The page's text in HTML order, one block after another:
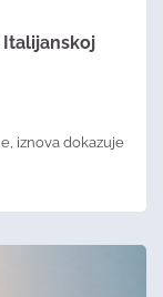
Italijanskoj
iznova dokazuje